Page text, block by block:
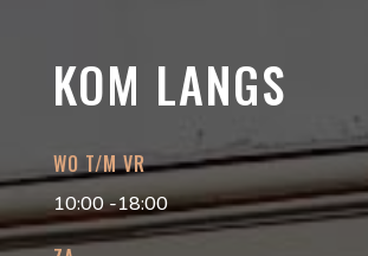
KOM LANGS
WO T/M VR
10:00 -18:00